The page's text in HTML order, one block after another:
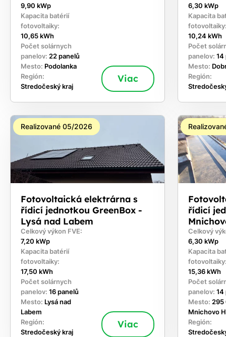
9,90 kWp
Kapacita batérií
fotovoltaiky:
10,65 kWh
Počet solárnych
panelov: 22 panelů
Mesto: Podolanka
Región:
Stredočeský kraj
Viac
6,30 kWp
Kapacita
fotovoltaiky:
10,24 kWh
Počet
panelov:14
Mesto:
Región:
Realizované 05/2026
Fotovoltaická elektrárna s
řídicí jednotkou GreenBox -
Lysá nad Labem
Celkový výkon FVE:
7,20 kWp
Kapacita batérií
fotovoltaiky:
17,50 kWh
Počet solárnych
panelov: 16 panelů
Mesto: Lysá nad
Labem
Región:
Stredočeský kraj
Viac
řídicí
Celkový
6,30 kWp
Kapacita
fotovoltaiky:
15,36 kWh
Počet
panelov:14
Mesto:295
Mnichovo
Región: